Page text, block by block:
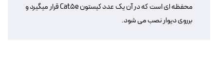
محفظه ای است که در آن یک عدد کیستون Cat5e قرار میگیرد و
برروی دیوار نصب می شود.